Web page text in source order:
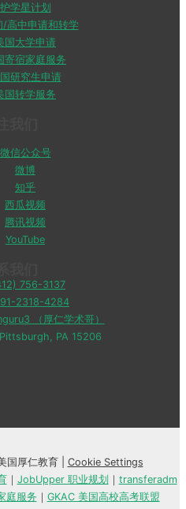
护学星计划
/高中申请和转学
国大学申请
寄宿家庭服务
研究生申请
国转学服务
微信公众号
微博
知乎
西瓜视频
腾讯视频
YouTube
756-3137
2318-4284
（厚仁学术哥）
PA 15206
厚仁教育 | Cookie Settings
｜ JobUpper 职业规划 ｜ transferadm
庭服务 ｜ GKAC 美国高校高考联盟